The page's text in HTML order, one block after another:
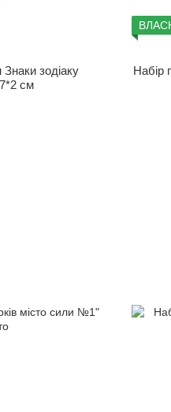
зодіаку
см
Набір